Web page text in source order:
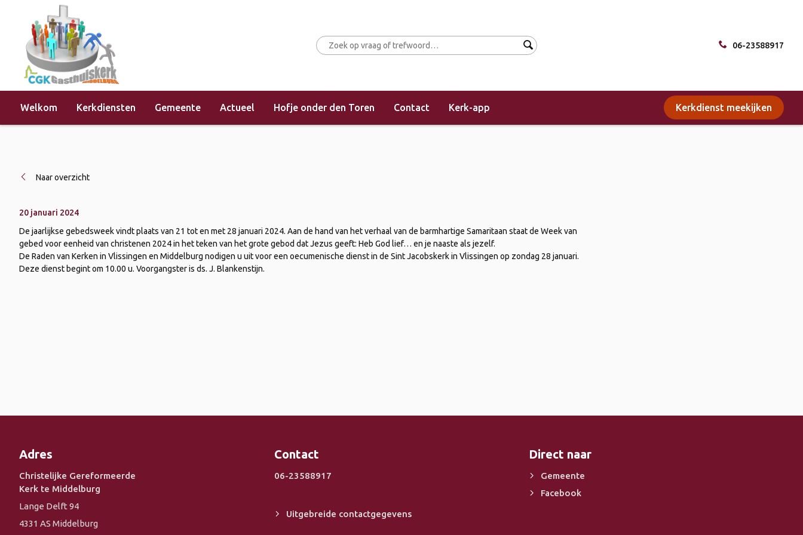
06-23588917
Welkom Kerkdiensten Gemeente Actueel Hofje onder den Toren Contact Kerk-app Kerkdienst meekijken
Home »Actueel»Week van gebed voor eenheid van christenen
Naar overzicht
20 januari 2024
De jaarlijkse gebedsweek vindt plaats van 21 tot en met 28 januari 2024. Aan de hand van het verhaal van de barmhartige Samaritaan staat de Week van
gebed voor eenheid van christenen 2024 in het teken van het grote gebod dat Jezus geeft: Heb God lief… en je naaste als jezelf.
De Raden van Kerken in Vlissingen en Middelburg nodigen u uit voor een oecumenische dienst in de Sint Jacobskerk in Vlissingen op zondag 28 januari.
Deze dienst begint om 10.00 u. Voorgangster is ds. J. Blankenstijn.
Adres
Christelijke Gereformeerde
Kerk te Middelburg
Lange Delft 94
4331 AS Middelburg
Contact
06-23588917
Uitgebreide contactgegevens
Direct naar
Gemeente
Facebook